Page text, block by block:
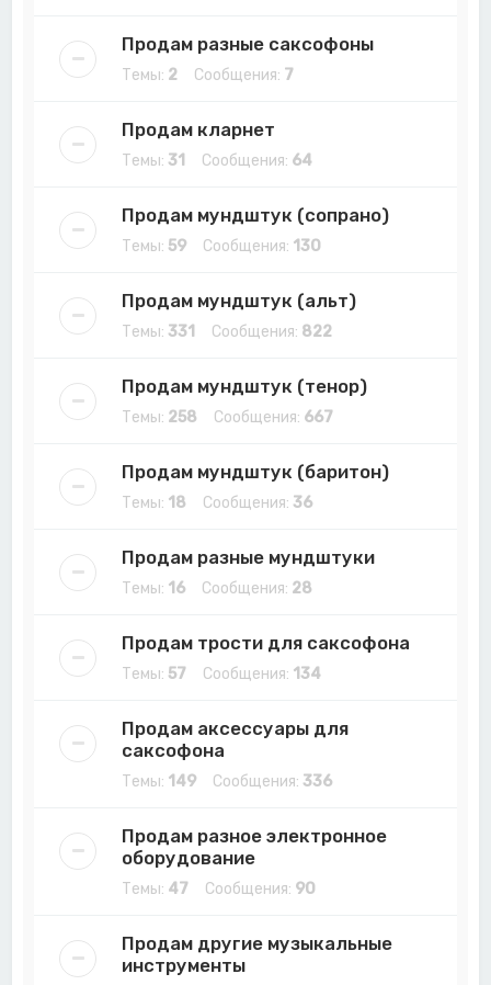
Продам разные саксофоны
Темы: 2 Сообщения: 7
Продам кларнет
Темы: 31 Сообщения: 64
Продам мундштук (сопрано)
Темы: 59 Сообщения: 130
Продам мундштук (альт)
Темы: 331 Сообщения: 822
Продам мундштук (тенор)
Темы: 258 Сообщения: 667
Продам мундштук (баритон)
Темы: 18 Сообщения: 36
Продам разные мундштуки
Темы: 16 Сообщения: 28
Продам трости для саксофона
Темы: 57 Сообщения: 134
Продам аксессуары для
саксофона
Темы: 149 Сообщения: 336
Продам разное электронное
оборудование
Темы: 47 Сообщения: 90
Продам другие музыкальные
инструменты